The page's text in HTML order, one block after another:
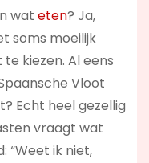
wat eten? Ja,
soms moeilijk
kiezen. Al eens
Vloot
Echt heel gezellig
vraagt wat
“Weet ik niet,